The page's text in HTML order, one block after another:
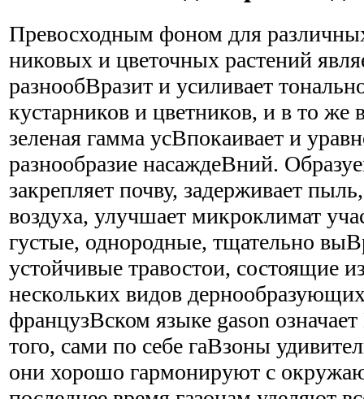
Превосходным фоном для
никовых и цветочных растений
разнообВ­разит и усиливает
кустарников и цветников, и в то же
зеленая гамма усВ­покаивает и
разнообразие насаждеВ­ний.
закрепляет почву, задерживает
воздуха, улучшает микроклимат
густые, однородные, тщательно
устойчивые травостои, состоящие
нескольких видов
французВ­ском языке gason
того, сами по себе гаВ­зоны
они хорошо гармонируют с